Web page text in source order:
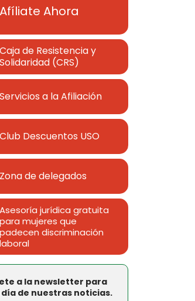
Afíliate Ahora
Caja de Resistencia y
Solidaridad (CRS)
Servicios a la Afiliación
Club Descuentos USO
Zona de delegados
Asesoría jurídica gratuita
para mujeres que
padecen discriminación
laboral
a la newsletter para
de nuestras noticias.